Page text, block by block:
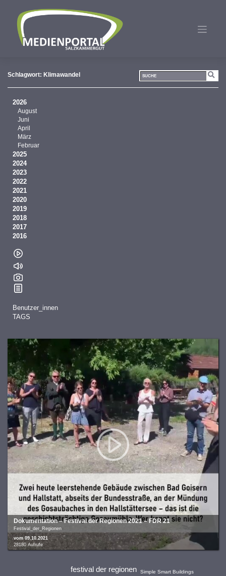
springen
Schlagwort: Klimawandel
Dokumentation – Festival der Regionen 2021 – FDR 21
Festival_der_Regionen
vom 09.10.2021
28180 Aufrufe
festival der regionen Simple Smart Buildings
2026
August
Juni
April
März
Februar
2025
2024
2023
2022
2021
2020
2019
2018
2017
2016
Benutzer_innen
TAGS